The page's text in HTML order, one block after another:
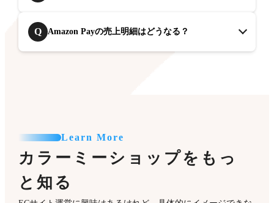
Q Amazon Payの売上明細はどうなる？
Learn More
カラーミーショップをもっ
と知る